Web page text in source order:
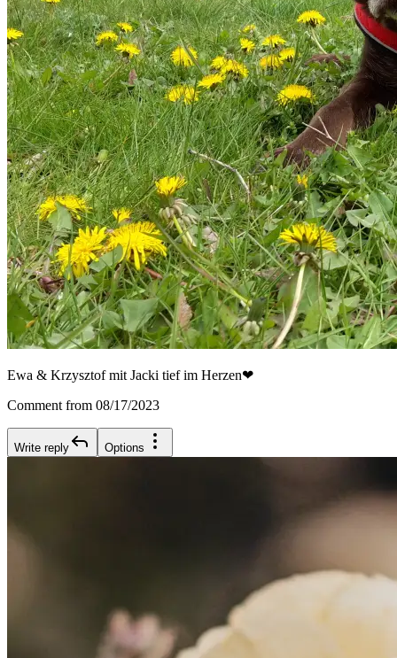
Ewa & Krzysztof mit Jacki tief im Herzen❤
Comment from 08/17/2023
Write reply Options